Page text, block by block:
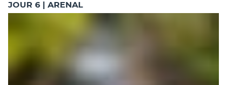
JOUR 6 | ARENAL